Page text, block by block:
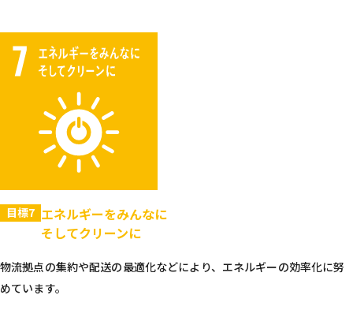
目標7 エネルギーをみんなに
そしてクリーンに
物流拠点の集約や配送の最適化などにより、エネルギーの効率化に努
めています。